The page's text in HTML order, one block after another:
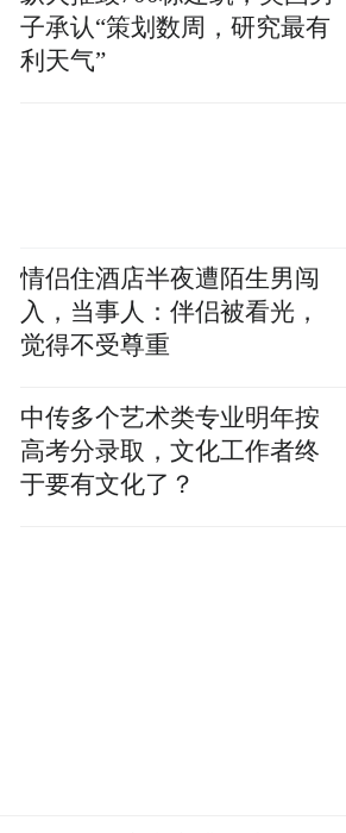
子承认“策划数周，研究最有
利天气”
情侣住酒店半夜遭陌生男闯
入，当事人：伴侣被看光，
觉得不受尊重
中传多个艺术类专业明年按
高考分录取，文化工作者终
于要有文化了？